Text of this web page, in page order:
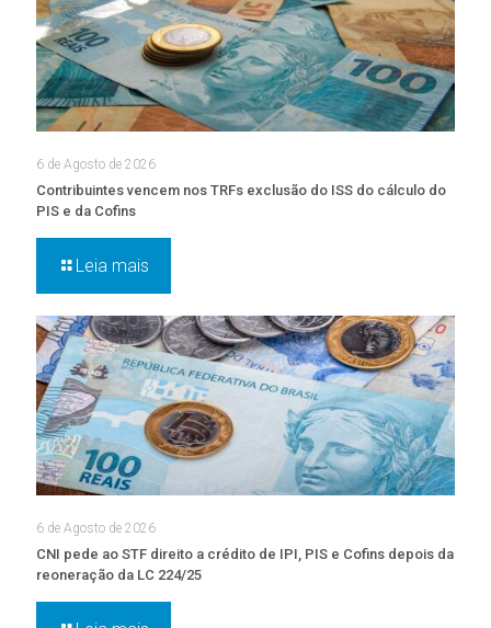
6 de Agosto de 2026
Contribuintes vencem nos TRFs exclusão do ISS do cálculo do
PIS e da Cofins
Leia mais
6 de Agosto de 2026
CNI pede ao STF direito a crédito de IPI, PIS e Cofins depois da
reoneração da LC 224/25